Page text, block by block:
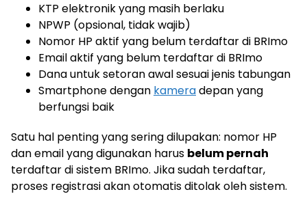
KTP elektronik yang masih berlaku
NPWP (opsional, tidak wajib)
Nomor HP aktif yang belum terdaftar di BRImo
Email aktif yang belum terdaftar di BRImo
Dana untuk setoran awal sesuai jenis tabungan
Smartphone dengan kameradepan yang
berfungsi baik
Satu hal penting yang sering dilupakan: nomor HP
dan email yang digunakan harus belum pernah
terdaftar di sistem BRImo. Jika sudah terdaftar,
proses registrasi akan otomatis ditolak oleh sistem.